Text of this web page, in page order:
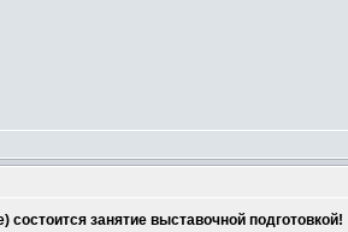
состоится занятие выставочной подготовкой!